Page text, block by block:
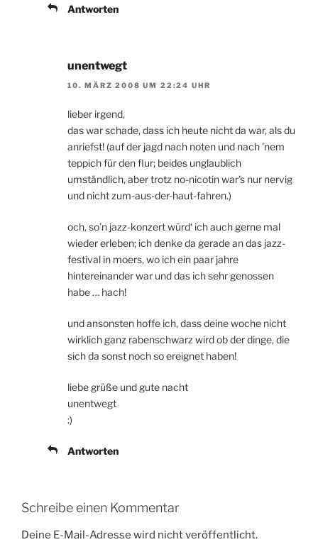
Antworten
unentwegt
10. MÄRZ 2008 UM 22:24 UHR
lieber irgend,
das war schade, dass ich heute nicht da war, als du
anriefst! (auf der jagd nach noten und nach ’nem
teppich für den flur; beides unglaublich
umständlich, aber trotz no-nicotin war’s nur nervig
und nicht zum-aus-der-haut-fahren.)
och, so’n jazz-konzert würd‘ ich auch gerne mal
wieder erleben; ich denke da gerade an das jazz-
festival in moers, wo ich ein paar jahre
hintereinander war und das ich sehr genossen
habe … hach!
und ansonsten hoffe ich, dass deine woche nicht
wirklich ganz rabenschwarz wird ob der dinge, die
sich da sonst noch so ereignet haben!
liebe grüße und gute nacht
unentwegt
:)
Antworten
Schreibe einen Kommentar
Deine E-Mail-Adresse wird nicht veröffentlicht.